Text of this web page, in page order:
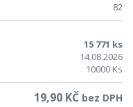
82
15 771 ks
14.08.2026
10000 Ks
19,90 KČ bez DPH